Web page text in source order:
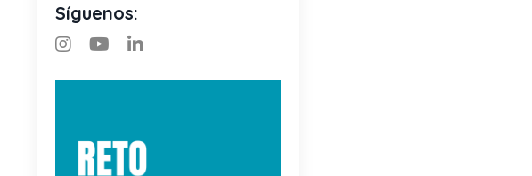
Síguenos: